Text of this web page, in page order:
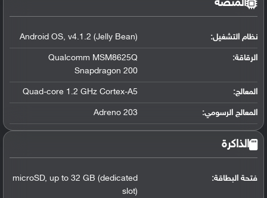
المنصة
نظام التشغيل:
Android OS, v4.1.2 (Jelly Bean)
الرقاقة:
Qualcomm MSM8625Q
Snapdragon 200
المعالج:
Quad-core 1.2 GHz Cortex-A5
المعالج الرسومي:
Adreno 203
الذاكرة
فتحة البطاقة: microSD, up to 32 GB (dedicated
slot)